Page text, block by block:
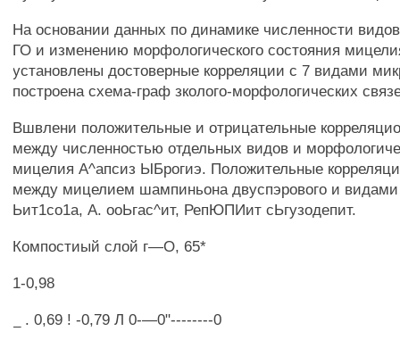
На основании данных по динамике численности
ГО и изменению морфологического состояния
установлены достоверные корреляции с 7 видами
построена схема-граф зколого-морфологических
Вшвлени положительные и отрицательные
между численностью отдельных видов и
мицелия А^апсиз ЫБрогиэ. Положительные
между мицелием шампиньона двуспэрового и видами
Ьит1со1а, А. ооЬгас^ит, РепЮПИит сЬгузодепит.
Компостиый слой г—О, 65*
1-0,98
_ . 0,69 ! -0,79 Л 0-—0"--------0